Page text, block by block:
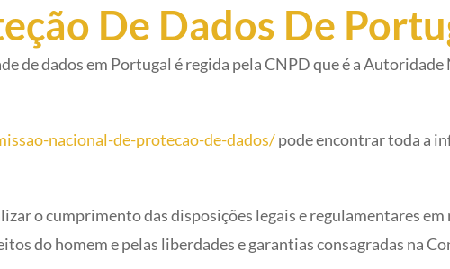
De Dados De
de dados em Portugal é regida pela CNPD que é a
nacional-de-protecao-de-dados/pode encontrar toda a
o cumprimento das disposições legais e regulamentares
do homem e pelas liberdades e garantias consagradas na